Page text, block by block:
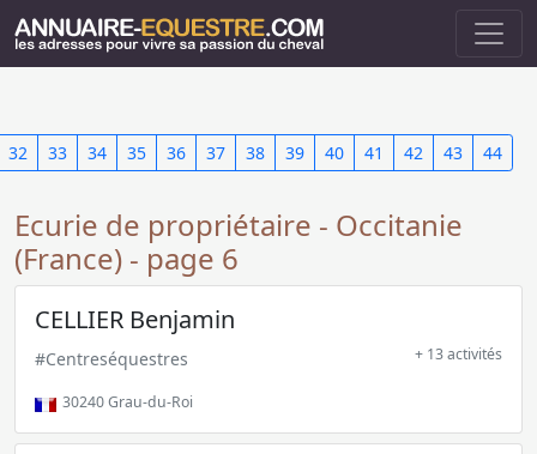
32 33 34 35 36 37 38 39 40 41 42 43 44
Ecurie de propriétaire - Occitanie
(France) - page 6
CELLIER Benjamin
#Centreséquestres + 13 activités
30240Grau-du-Roi